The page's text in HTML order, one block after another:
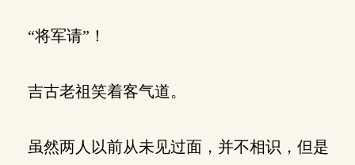
“将军请”！
吉古老祖笑着客气道。
虽然两人以前从未见过面，并不相识，但是